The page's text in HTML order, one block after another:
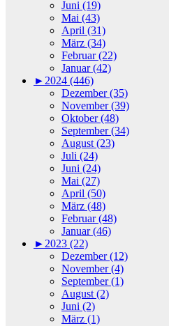
Juni (19)
Mai (43)
April (31)
März (34)
Februar (22)
Januar (42)
► 2024 (446)
Dezember (35)
November (39)
Oktober (48)
September (34)
August (23)
Juli (24)
Juni (24)
Mai (27)
April (50)
März (48)
Februar (48)
Januar (46)
► 2023 (22)
Dezember (12)
November (4)
September (1)
August (2)
Juni (2)
März (1)